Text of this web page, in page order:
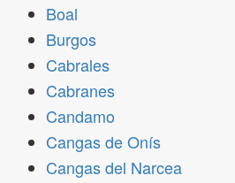
Boal
Burgos
Cabrales
Cabranes
Candamo
Cangas de Onís
Cangas del Narcea